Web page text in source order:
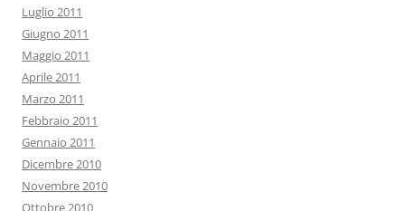
Luglio 2011
Giugno 2011
Maggio 2011
Aprile 2011
Marzo 2011
Febbraio 2011
Gennaio 2011
Dicembre 2010
Novembre 2010